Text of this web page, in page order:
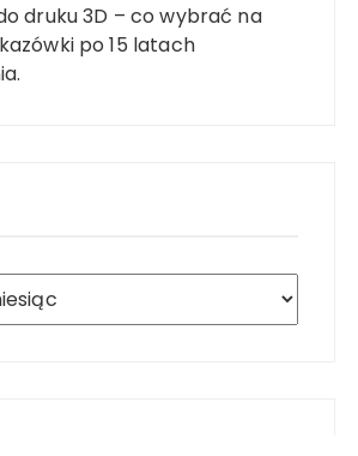
druku 3D – co wybrać na
po 15 latach